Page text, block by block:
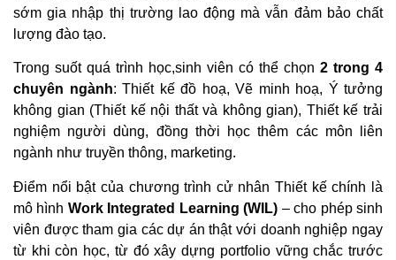
sớm gia nhập thị trường lao động mà vẫn đảm bảo chất
lượng đào tạo.
Trong suốt quá trình học,sinh viên có thể chọn 2 trong 4
chuyên ngành: Thiết kế đồ hoạ, Vẽ minh hoạ, Ý tưởng
không gian (Thiết kế nội thất và không gian), Thiết kế trải
nghiệm người dùng, đồng thời học thêm các môn liên
ngành như truyền thông, marketing.
Điểm nổi bật của chương trình cử nhân Thiết kế chính là
mô hình Work Integrated Learning (WIL) – cho phép sinh
viên được tham gia các dự án thật với doanh nghiệp ngay
từ khi còn học, từ đó xây dựng portfolio vững chắc trước